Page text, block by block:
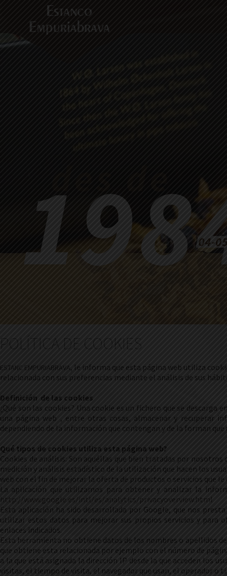
POLÍTICA DE COOKIES
ESTANC EMPURIABRAVA, le informa que esta página web utiliza
relacionada con sus preferencias mediante el análisis de sus
Definición de las cookies
¿Qué son las cookies? Una cookie es un fichero que se
una página web , entre otras cosas, almacenar y recuperar
dependiendo de la información que contengan y de la forman
Qué tipos de cookies utiliza esta página web?
Cookies de análisis: Son aquéllas que bien tratadas por
medición y análisis estadístico de la utilización que hacen los
web con el fin de mejorar la oferta de productos o servicios que
La aplicación que utilizamos para obtener y analizar la
http://www.google.es/intl/es/analytics/privacyoverview.html
Esta aplicación ha sido desarrollada por Google, que nos
utilizar estos datos para mejorar sus propios servicios y para
enlaces indicados.
Esta herramienta no obtiene datos de los nombres o apellidos
que obtiene esta relacionada por ejemplo con el número de
a la que está asignada la dirección IP desde la que acceden los
visitas, el tiempo de visita, el navegador que usan, el operador o